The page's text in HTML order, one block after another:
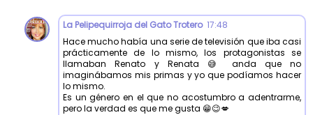
La Pelipequirroja del Gato Trotero 17:48
Hace mucho había una serie de televisión que iba casi
prácticamente de lo mismo, los protagonistas se
llamaban Renato y Renata 😅 anda que no
imaginábamos mis primas y yo que podíamos hacer
lo mismo.
Es un género en el que no acostumbro a adentrarme,
pero la verdad es que me gusta 😁😉💋